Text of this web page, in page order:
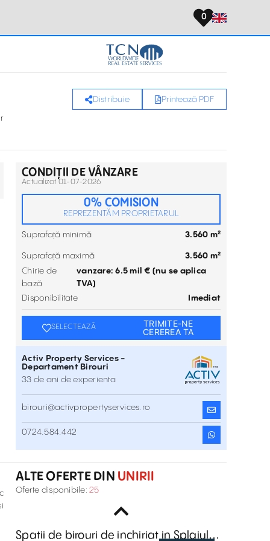
0
Distribuie Printează PDF
CONDIȚII DE VÂNZARE
Actualizat 01-07-2026
0% COMISION
REPREZENTĂM PROPRIETARUL
Suprafață minimă 3.560 m²
Suprafață maximă
3.560 m²
Chirie de
bază
vanzare: 6.5 mil € (nu se aplica
TVA)
Disponibilitate
Imediat
SELECTEAZĂ
TRIMITE-NE
CEREREA TA
Activ Property Services -
Departament Birouri
33 de ani de experienta
birouri@activpropertyservices.ro
0724.584.442
ALTE OFERTE DIN UNIRII
Oferte disponibile: 25
Inchiriere
Birouri de închiriat în BECTRO CENTER
Spatii birouri de inchiriat in Casa Mosilor
Calea Mosilor 51 , Unirii , București
Spatii de birouri de inchiriat in Splaiul